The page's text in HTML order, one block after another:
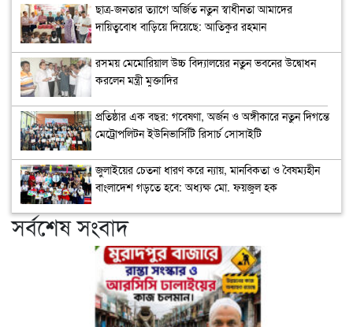
ছাত্র-জনতার ত্যাগে অর্জিত নতুন স্বাধীনতা আমাদের
দায়িত্ববোধ বাড়িয়ে দিয়েছে: আতিকুর রহমান
রসময় মেমোরিয়াল উচ্চ বিদ্যালয়ের নতুন ভবনের উদ্বোধন
করলেন মন্ত্রী মুক্তাদির
প্রতিষ্ঠার এক বছর: গবেষণা, অর্জন ও অঙ্গীকারে নতুন দিগন্তে
মেট্রোপলিটন ইউনিভার্সিটি রিসার্চ সোসাইটি
জুলাইয়ের চেতনা ধারণ করে ন্যায়, মানবিকতা ও বৈষম্যহীন
বাংলাদেশ গড়তে হবে: অধ্যক্ষ মো. ফয়জুল হক
সর্বশেষ সংবাদ